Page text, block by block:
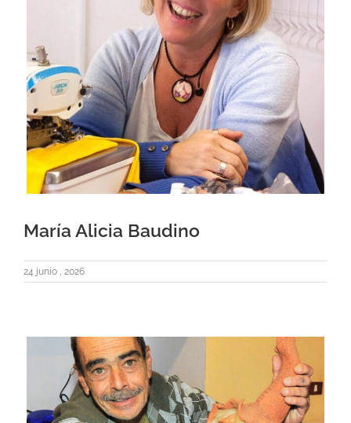
María Alicia Baudino
24 junio , 2026